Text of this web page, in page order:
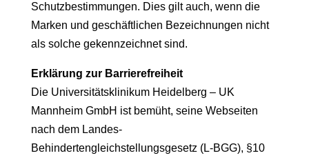
Schutzbestimmungen. Dies gilt auch, wenn die
Marken und geschäftlichen Bezeichnungen nicht
als solche gekennzeichnet sind.
Erklärung zur Barrierefreiheit
Die Universitätsklinikum Heidelberg – UK
Mannheim GmbH ist bemüht, seine Webseiten
nach dem Landes-
Behindertengleichstellungsgesetz (L-BGG), §10